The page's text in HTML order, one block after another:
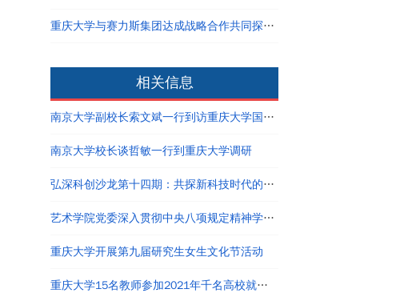
重庆大学与赛力斯集团达成战略合作共同探寻产教融合创新路径
相关信息
南京大学副校长索文斌一行到访重庆大学国家卓越工程师学院
南京大学校长谈哲敏一行到重庆大学调研
弘深科创沙龙第十四期：共探新科技时代的创新创业与职业发展
艺术学院党委深入贯彻中央八项规定精神学习教育读书班结业
重庆大学开展第九届研究生女生文化节活动
重庆大学15名教师参加2021年千名高校就业工作者专题培训